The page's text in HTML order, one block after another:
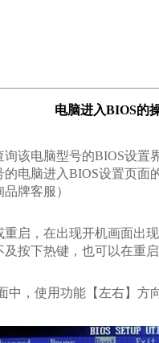
电脑进入BIOS的
询该电脑型号的BIOS设置
电脑进入BIOS设置页面
品牌客服 ）
重启，在出现开机画面出
及按下热键，也可以在重
中，使用功能【左右】方